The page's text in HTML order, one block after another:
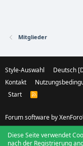
Mitglieder
Style-Auswahl
Deutsch
Kontakt
Start
R
S
Forum software by XenForo
Diese Seite verwendet
nach der Registrierung